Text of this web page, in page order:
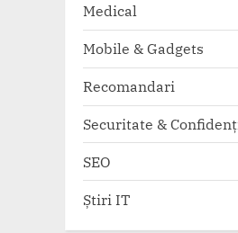
Medical
Mobile & Gadgets
Recomandari
Securitate &
SEO
Știri IT